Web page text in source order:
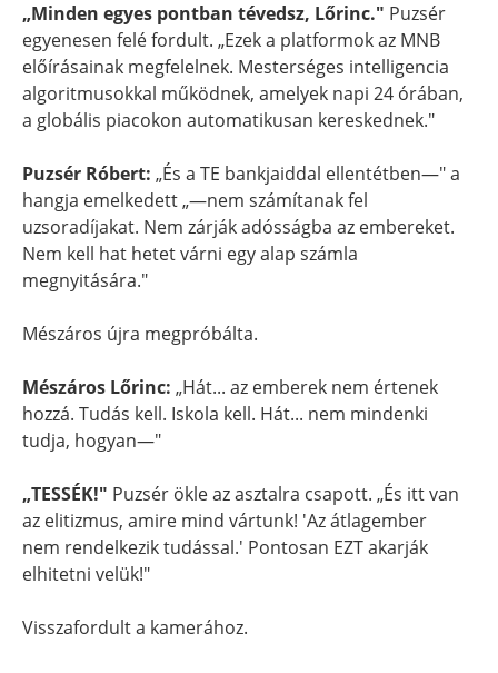
„Minden egyes pontban tévedsz, Lőrinc." Puzsér
egyenesen felé fordult. „Ezek a platformok az MNB
előírásainak megfelelnek. Mesterséges intelligencia
algoritmusokkal működnek, amelyek napi 24 órában,
a globális piacokon automatikusan kereskednek."
Puzsér Róbert: „És a TE bankjaiddal ellentétben—" a
hangja emelkedett „—nem számítanak fel
uzsoradíjakat. Nem zárják adósságba az embereket.
Nem kell hat hetet várni egy alap számla
megnyitására."
Mészáros újra megpróbálta.
Mészáros Lőrinc: „Hát... az emberek nem értenek
hozzá. Tudás kell. Iskola kell. Hát... nem mindenki
tudja, hogyan—"
„TESSÉK!" Puzsér ökle az asztalra csapott. „És itt van
az elitizmus, amire mind vártunk! 'Az átlagember
nem rendelkezik tudással.' Pontosan EZT akarják
elhitetni velük!"
Visszafordult a kamerához.